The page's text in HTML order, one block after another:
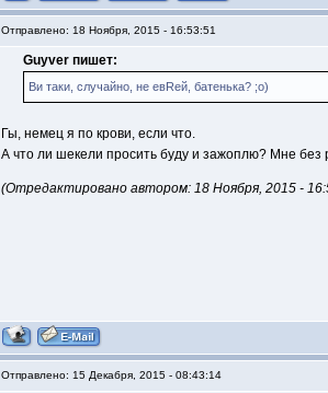
Отправлено: 18 Ноября, 2015 - 16:53:51
Guyver пишет:
Ви таки, случайно, не евRей, батенька? ;о)
Гы, немец я по крови, если что.
А что ли шекели просить буду и зажоплю? Мне без
(Отредактировано автором: 18 Ноября, 2015 -
Отправлено: 15 Декабря, 2015 - 08:43:14